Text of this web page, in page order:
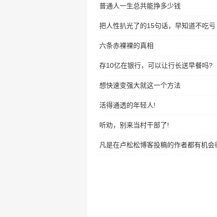
普通人一生总共能挣多少钱
把人性扒光了的15句话，早知道不吃亏
六条赤裸裸的真相
存10亿在银行，可以让行长送早餐吗?
想快速变强大就这一个方法
活得通透的年轻人!
听劝，别来当村干部了!
凡是在卢松松博客投稿的作者都有机会